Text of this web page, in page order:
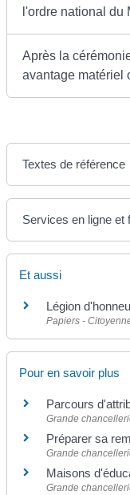
l'ordre national du
Après la
avantage matériel
Textes de référence
Services en ligne et
Et aussi
Légion
Papiers -
Pour en savoir plus
Parcours
Grande
Préparer sa
Grande
Maisons
Grande